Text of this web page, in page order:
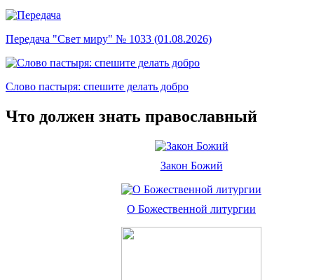
Передача "Свет миру" № 1033 (01.08.2026)
Слово пастыря: спешите делать добро
Что должен знать православный
Закон Божий
О Божественной литургии